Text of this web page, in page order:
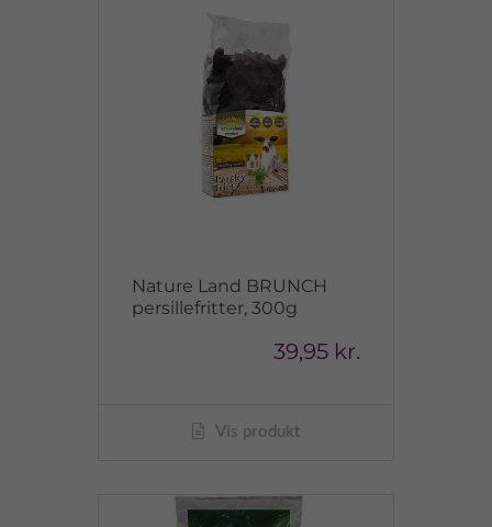
Nature Land BRUNCH
persillefritter, 300g
39,95 kr.
Vis produkt